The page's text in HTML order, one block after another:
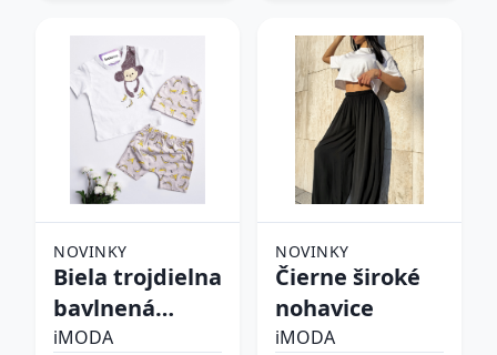
NOVINKY
Biela trojdielna
bavlnená
súprava
iMODA
NOVINKY
Čierne široké
nohavice
iMODA